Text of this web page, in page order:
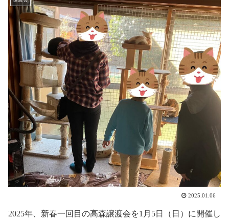
2025.01.06
2025年、新春一回目の高森譲渡会を1月5日（日）に開催し